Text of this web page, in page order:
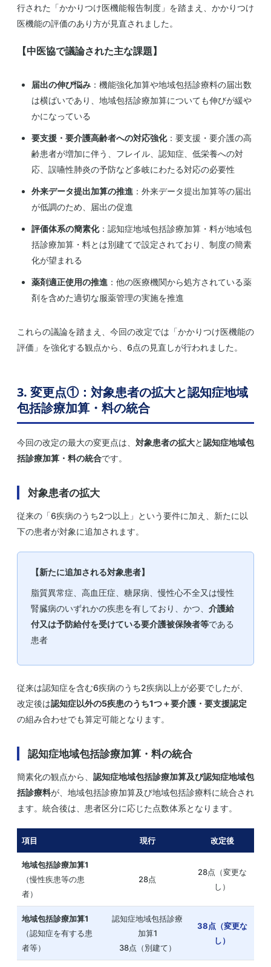
行された「かかりつけ医機能報告制度」を踏まえ、かかりつけ
医機能の評価のあり方が見直されました。
【中医協で議論された主な課題】
届出の伸び悩み ：機能強化加算や地域包括診療料の届出数
は横ばいであり、地域包括診療加算についても伸びが緩や
かになっている
要支援・要介護高齢者への対応強化：要支援・要介護の高
齢患者が増加に伴う、フレイル、認知症、低栄養への対
応、誤嚥性肺炎の予防など多岐にわたる対応の必要性
外来データ提出加算の推進 ：外来データ提出加算等の届出
が低調のため、届出の促進
評価体系の簡素化：認知症地域包括診療加算・料が地域包
括診療加算・料とは別建てで設定されており、制度の簡素
化が望まれる
薬剤適正使用の推進 ：他の医療機関から処方されている薬
剤を含めた適切な服薬管理の実施を推進
これらの議論を踏まえ、今回の改定では「かかりつけ医機能の
評価」を強化する観点から、6点の見直しが行われました。
3. 変更点①：対象患者の拡大と認知症地域
包括診療加算・料の統合
今回の改定の最大の変更点は、 対象患者の拡大と認知症地域包
括診療加算・料の統合です。
対象患者の拡大
従来の「6疾病のうち2つ以上」という要件に加え、新たに以
下の患者が対象に追加されます。
【新たに追加される対象患者】
脂質異常症、高血圧症、糖尿病、慢性心不全又は慢性
腎臓病のいずれかの疾患を有しており、かつ、 介護給
付又は予防給付を受けている要介護被保険者等である
患者
従来は認知症を含む6疾病のうち2疾病以上が必要でしたが、
改定後は認知症以外の5疾患のうち1つ＋要介護・要支援認定
の組み合わせでも算定可能となります。
認知症地域包括診療加算・料の統合
簡素化の観点から、 認知症地域包括診療加算及び認知症地域包
括診療料が、地域包括診療加算及び地域包括診療料に統合され
ます。統合後は、患者区分に応じた点数体系となります。
項目 現行 改定後
地域包括診療加算1
（慢性疾患等の患
者）
28点
28点（変更な
し）
地域包括診療加算1
（認知症を有する患
者等）
認知症地域包括診療
加算1
38点（別建て）
38点（変更な
し）